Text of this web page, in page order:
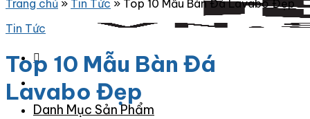
Danh Mục Sản Phẩm
Trang chủ » Tin Tức » Top 10 Mẫu Bàn Đá Lavabo Đẹp
Tin Tức
Top 10 Mẫu Bàn Đá
Lavabo Đẹp